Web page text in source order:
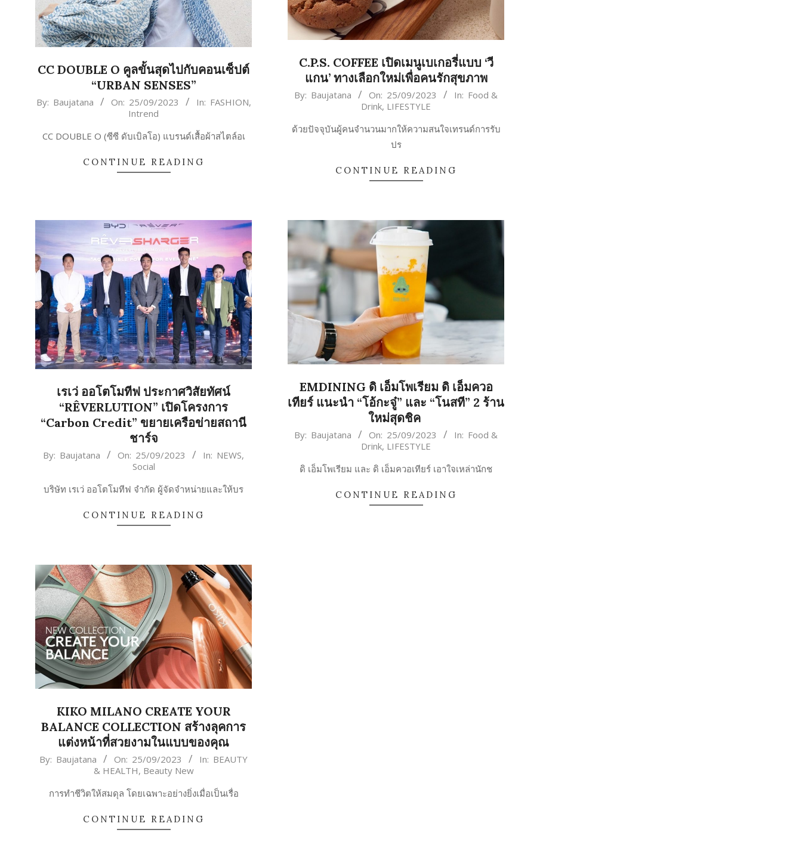
CC DOUBLE O คูลขั้นสุดไปกับคอนเซ็ปต์
“URBAN SENSES”
2023-
25
By: Baujatana On: 25/09/2023 In: FASHION,
Intrend
CC DOUBLE O (ซีซี ดับเบิลโอ) แบรนด์เสื้อผ้าสไตล์อเ
CONTINUE READING
C.P.S. COFFEE เปิดเมนูเบเกอรี่แบบ ‘วี
แกน’ ทางเลือกใหม่เพื่อคนรักสุขภาพ
2023-
25
By: Baujatana On: 25/09/2023 In: Food &
Drink, LIFESTYLE
ด้วยปัจจุบันผู้คนจำนวนมากให้ความสนใจเทรนด์การรับ
ปร
CONTINUE READING
เรเว่ ออโตโมทีฟ ประกาศวิสัยทัศน์
“RÊVERLUTION” เปิดโครงการ
“Carbon Credit” ขยายเครือข่ายสถานี
ชาร์จ
2023-
By: Baujatana On: 25/09/2023 In: NEWS,
Social
บริษัท เรเว่ ออโตโมทีฟ จำกัด ผู้จัดจำหน่ายและให้บร
CONTINUE READING
EMDINING ดิ เอ็มโพเรียม ดิ เอ็มควอ
เทียร์ แนะนำ “โอ้กะจู๋” และ “โนสที” 2 ร้าน
ใหม่สุดชิค
2023-
By: Baujatana On: 25/09/2023 In: Food &
Drink, LIFESTYLE
ดิ เอ็มโพเรียม และ ดิ เอ็มควอเทียร์ เอาใจเหล่านักช
CONTINUE READING
KIKO MILANO CREATE YOUR
BALANCE COLLECTION สร้างลุคการ
แต่งหน้าที่สวยงามในแบบของคุณ
2023-
By: Baujatana On: 25/09/2023 In: BEAUTY
& HEALTH, Beauty New
การทำชีวิตให้สมดุล โดยเฉพาะอย่างยิ่งเมื่อเป็นเรื่อ
CONTINUE READING